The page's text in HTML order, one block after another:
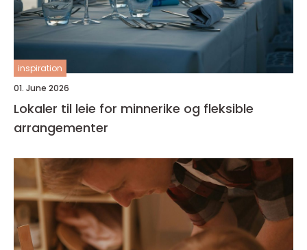
inspiration
01. June 2026
Lokaler til leie for minnerike og fleksible
arrangementer